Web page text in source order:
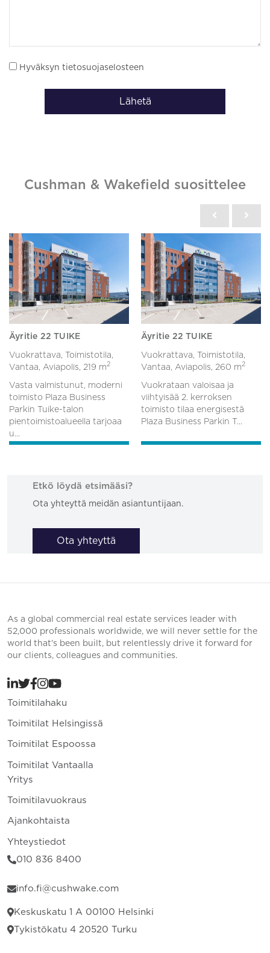
Hyväksyn tietosuojaselosteen
Lähetä
Cushman & Wakefield suosittelee
Äyritie 22 TUIKE
Vuokrattava, Toimistotila,
Vantaa, Aviapolis, 219 m2
Vasta valmistunut, moderni
toimisto Plaza Business
Parkin Tuike-talon
pientoimistoalueella tarjoaa
u...
Äyritie 22 TUIKE
Vuokrattava, Toimistotila,
Vantaa, Aviapolis, 260 m2
Vuokrataan valoisaa ja
viihtyisää 2. kerroksen
toimisto tilaa energisestä
Plaza Business Parkin T...
Etkö löydä etsimääsi?
Ota yhteyttä meidän asiantuntijaan.
Ota yhteyttä
As a global commercial real estate services leader with
52,000 professionals worldwide, we will never settle for the
world that’s been built, but relentlessly drive it forward for
our clients, colleagues and communities.
Toimitilahaku
Toimitilat Helsingissä
Toimitilat Espoossa
Toimitilat Vantaalla
Yritys
Toimitilavuokraus
Ajankohtaista
Yhteystiedot
010 836 8400
info.fi@cushwake.com
Keskuskatu 1 A 00100 Helsinki
Tykistökatu 4 20520 Turku